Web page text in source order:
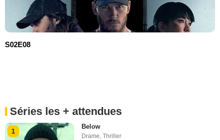
S02E08
Séries les + attendues
1
Below
Drame ,Thriller